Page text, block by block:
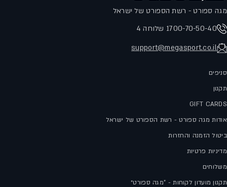
מגה ספורט - רשת הספורט של ישראל
1700-70-50-40 שלוחה 4
support@megasport.co.il
סניפים
תקנון
GIFT CARDS
אודות מגה ספורט - רשת הספורט של ישראל
ביטול הזמנה והחזרות
מדיניות פרטיות
משלוחים
תקנון מועדון לקוחות - "מגה ספורט״